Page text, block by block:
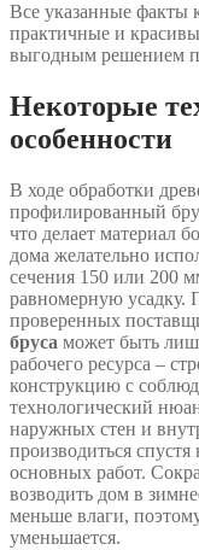
Все указанные факты
практичные и
выгодным решением
Некоторые
особенности
В ходе обработки
профилированный
что делает материал
дома желательно
сечения 150 или 200
равномерную усадку.
проверенных
бруса может быть
рабочего ресурса –
конструкцию с
технологический
наружных стен и
производиться
основных работ.
возводить дом в
меньше влаги,
уменьшается.